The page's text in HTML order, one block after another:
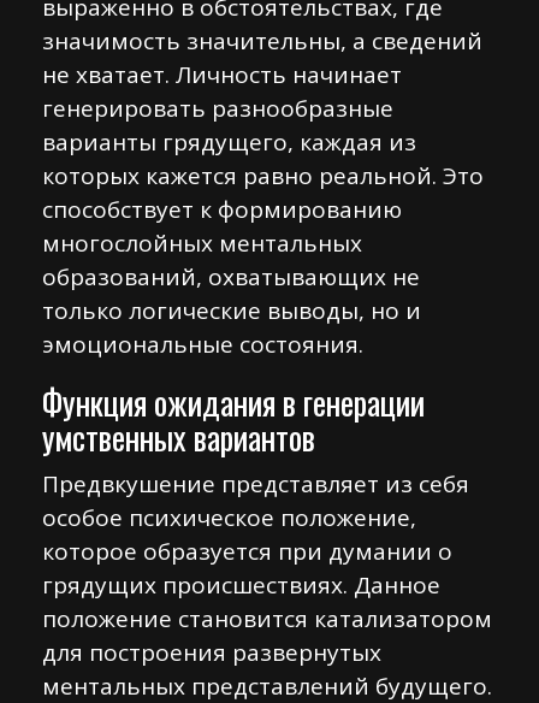
выраженно в обстоятельствах, где
значимость значительны, а сведений
не хватает. Личность начинает
генерировать разнообразные
варианты грядущего, каждая из
которых кажется равно реальной. Это
способствует к формированию
многослойных ментальных
образований, охватывающих не
только логические выводы, но и
эмоциональные состояния.
Функция ожидания в генерации
умственных вариантов
Предвкушение представляет из себя
особое психическое положение,
которое образуется при думании о
грядущих происшествиях. Данное
положение становится катализатором
для построения развернутых
ментальных представлений будущего.